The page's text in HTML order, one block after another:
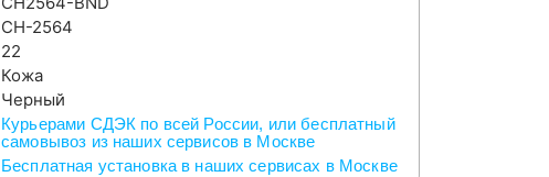
CH-2564
22
Кожа
Черный
Курьерами СДЭК по всей России, или бесплатный
самовывоз из наших сервисов в Москве
Бесплатная установка в наших сервисах в Москве